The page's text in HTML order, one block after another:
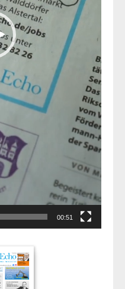
00:51